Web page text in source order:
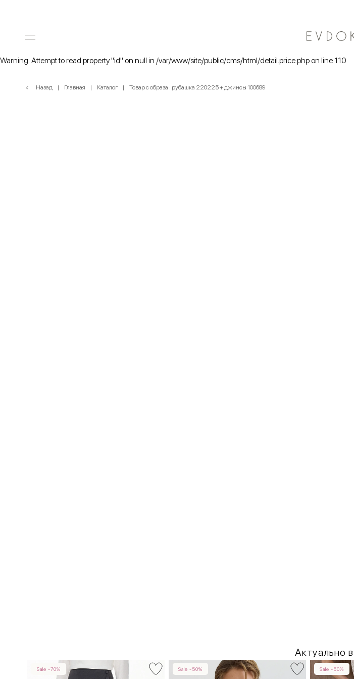
Warning: Attempt to read property "id" on null in /var/www/site/public/cms/html/detail.price.php on line 110
< Назад Главная Каталог Товар с образа : рубашка 220225 + джинсы 100689
Актуально
Sale -70% Sale -50% Sale -50%